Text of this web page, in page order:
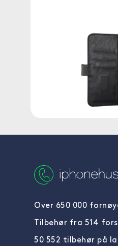
Over 650 000
Tilbehør fra 514
50 552 tilbehør på